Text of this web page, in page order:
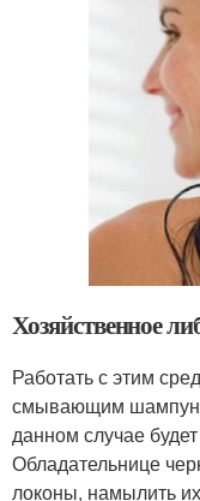
Хозяйственное
Работать с этим
смывающим
данном случае
Обладательнице
локоны, намылить